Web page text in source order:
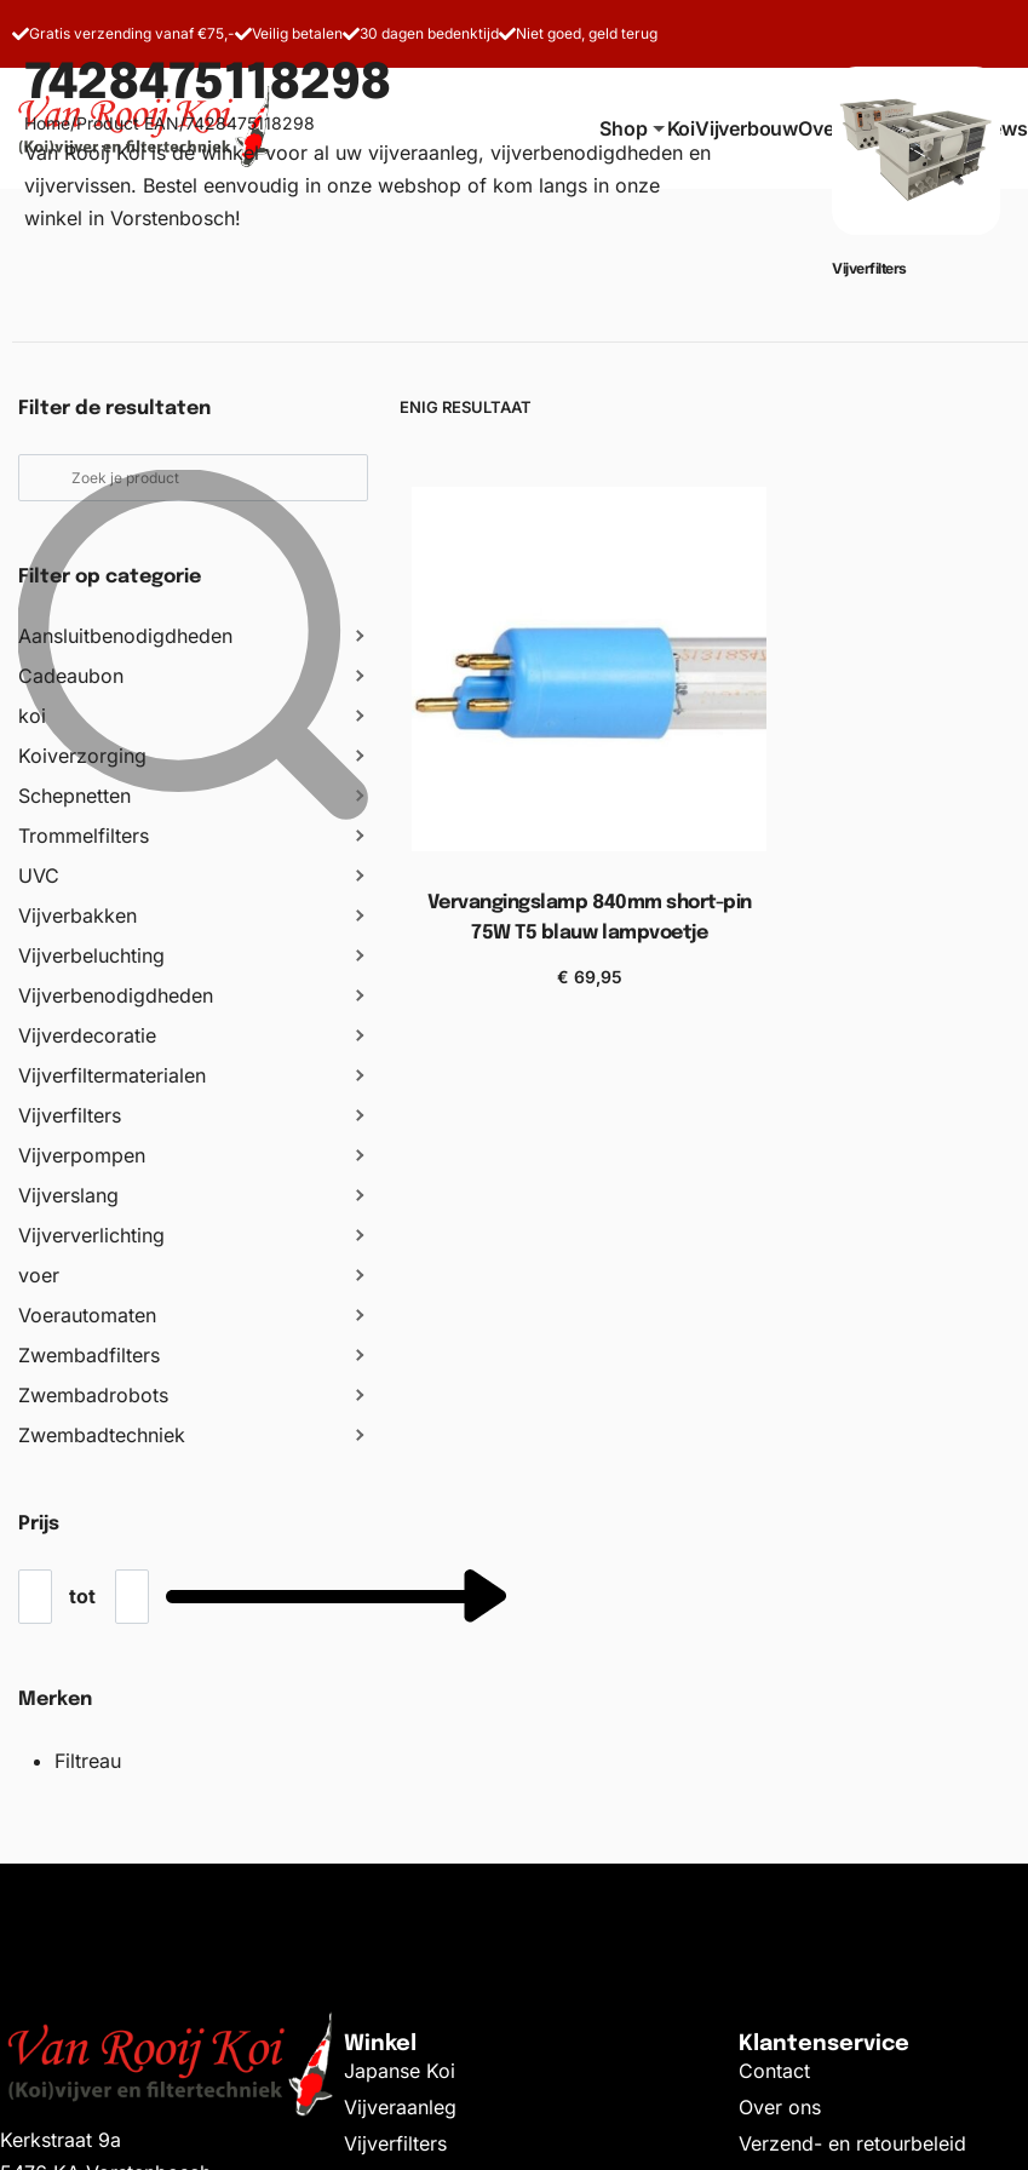
Gratis verzending vanaf €75,- Veilig betalen 30 dagen bedenktijd Niet goed, geld terug
Shop KoiVijverbouwOver onsContactReviews
7428475118298
Home/Product EAN/7428475118298
Van Rooij Koi is dé winkel voor al uw vijveraanleg, vijverbenodigdheden en
vijvervissen. Bestel eenvoudig in onze webshop of kom langs in onze
winkel in Vorstenbosch!
Vijverfilters
Filter de resultaten
Filter op categorie
Aansluitbenodigdheden
Cadeaubon
koi
Koiverzorging
Schepnetten
Trommelfilters
UVC
Vijverbakken
Vijverbeluchting
Vijverbenodigdheden
Vijverdecoratie
Vijverfiltermaterialen
Vijverfilters
Vijverpompen
Vijverslang
Vijververlichting
voer
Voerautomaten
Zwembadfilters
Zwembadrobots
Zwembadtechniek
Prijs
tot
Merken
Filtreau
ENIG RESULTAAT
Vervangingslamp 840mm short-pin
75W T5 blauw lampvoetje
€ 69,95
Kerkstraat 9a
Winkel
Japanse Koi
Vijveraanleg
Vijverfilters
Klantenservice
Contact
Over ons
Verzend- en retourbeleid